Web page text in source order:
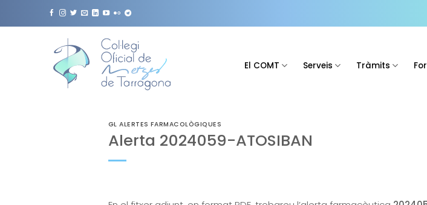
El COMT Serveis Tràmits
GL ALERTES FARMACOLÒGIQUES
Alerta 2024059-ATOSIBAN